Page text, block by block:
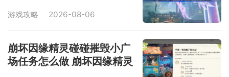
游戏攻略 2026-08-06
崩坏因缘精灵碰碰摧毁小广
场任务怎么做 崩坏因缘精灵